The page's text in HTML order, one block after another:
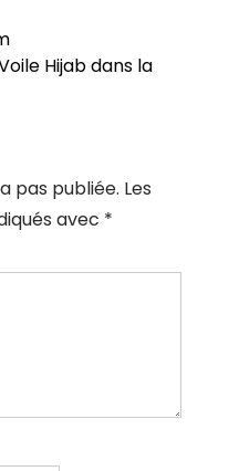
Hijab dans la
pas publiée. Les
avec *